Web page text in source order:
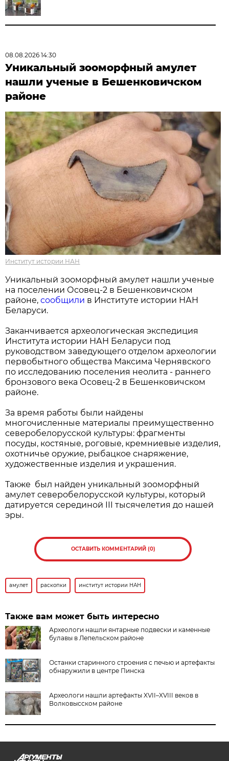
08.08.2026 14:30
Уникальный зооморфный амулет
нашли ученые в Бешенковичском
районе
Институт истории НАН
Уникальный зооморфный амулет нашли ученые
на поселении Осовец-2 в Бешенковичском
районе,сообщили в Институте истории НАН
Беларуси.
Заканчивается археологическая экспедиция
Института истории НАН Беларуси под
руководством заведующего отделом археологии
первобытного общества Максима Чернявского
по исследованию поселения неолита - раннего
бронзового века Осовец-2 в Бешенковичском
районе.
За время работы были найдены
многочисленные материалы преимущественно
северобелорусской культуры: фрагменты
посуды, костяные, роговые, кремниевые изделия,
охотничье оружие, рыбацкое снаряжение,
художественные изделия и украшения.
Также был найден уникальный зооморфный
амулет северобелорусской культуры, который
датируется серединой III тысячелетия до нашей
эры.
ОСТАВИТЬ КОММЕНТАРИЙ (0)
амулет раскопки институт истории НАН
Также вам может быть интересно
Археологи нашли янтарные подвески и каменные
булавы в Лепельском районе
Останки старинного строения с печью и артефакты
обнаружили в центре Пинска
Археологи нашли артефакты XVII–XVIII веков в
Волковысском районе